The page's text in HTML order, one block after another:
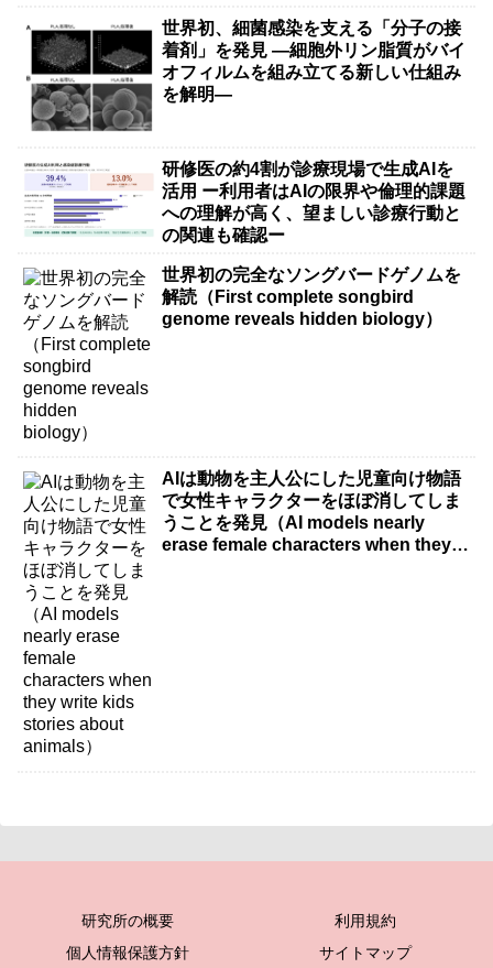
世界初、細菌感染を支える「分子の接
着剤」を発見 ―細胞外リン脂質がバイ
オフィルムを組み立てる新しい仕組み
を解明―
研修医の約4割が診療現場で生成AIを
活用 ー利用者はAIの限界や倫理的課題
への理解が高く、望ましい診療行動と
の関連も確認ー
世界初の完全なソングバードゲノムを
解読（First complete songbird
genome reveals hidden biology）
AIは動物を主人公にした児童向け物語
で女性キャラクターをほぼ消してしま
うことを発見（AI models nearly
erase female characters when they
研究所の概要
利用規約
個人情報保護方針
サイトマップ